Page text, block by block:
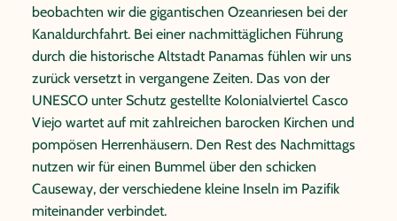
beobachten wir die gigantischen Ozeanriesen bei der
Kanaldurchfahrt. Bei einer nachmittäglichen Führung
durch die historische Altstadt Panamas fühlen wir uns
zurück versetzt in vergangene Zeiten. Das von der
UNESCO unter Schutz gestellte Kolonialviertel Casco
Viejo wartet auf mit zahlreichen barocken Kirchen und
pompösen Herrenhäusern. Den Rest des Nachmittags
nutzen wir für einen Bummel über den schicken
Causeway, der verschiedene kleine Inseln im Pazifik
miteinander verbindet.